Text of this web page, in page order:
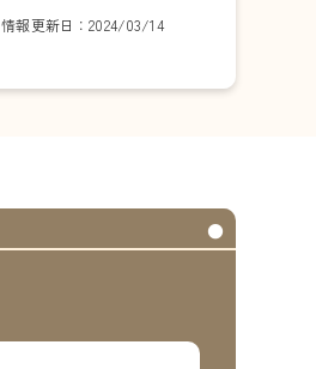
情報更新日：2024/03/14